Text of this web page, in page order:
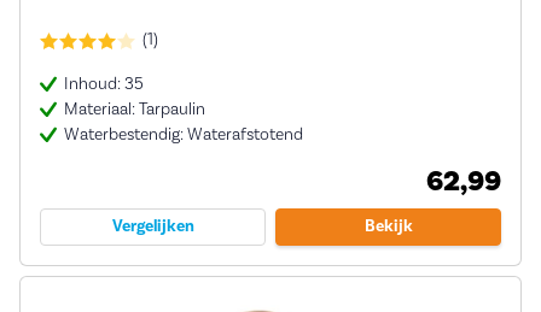
(1)
Inhoud: 35
Materiaal: Tarpaulin
Waterbestendig: Waterafstotend
62,99
Vergelijken Bekijk